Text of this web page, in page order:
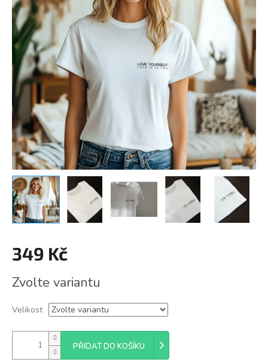
349 Kč
cena:
Zvolte variantu
Velikost
PŘIDAT DO KOŠÍKU